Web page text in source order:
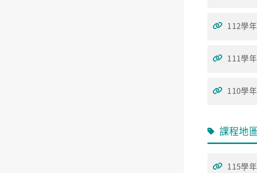
112學
111學
110學
課程地
115學